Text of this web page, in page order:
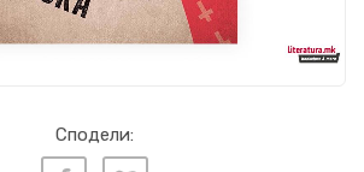
Сподели: